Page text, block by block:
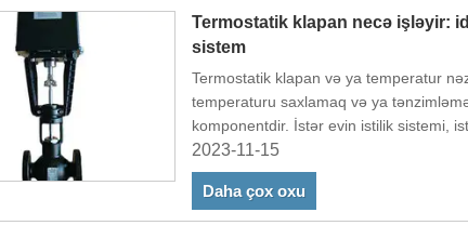
Termostatik klapan necə işləyir:
sistem
Termostatik klapan və ya temperatur
temperaturu saxlamaq və ya
komponentdir. İstər evin istilik sistemi,
avtomobilin soyutma sistemi olsun,
temperaturda işləməsində rol oynayır.
2023-11-15
Daha çox oxu